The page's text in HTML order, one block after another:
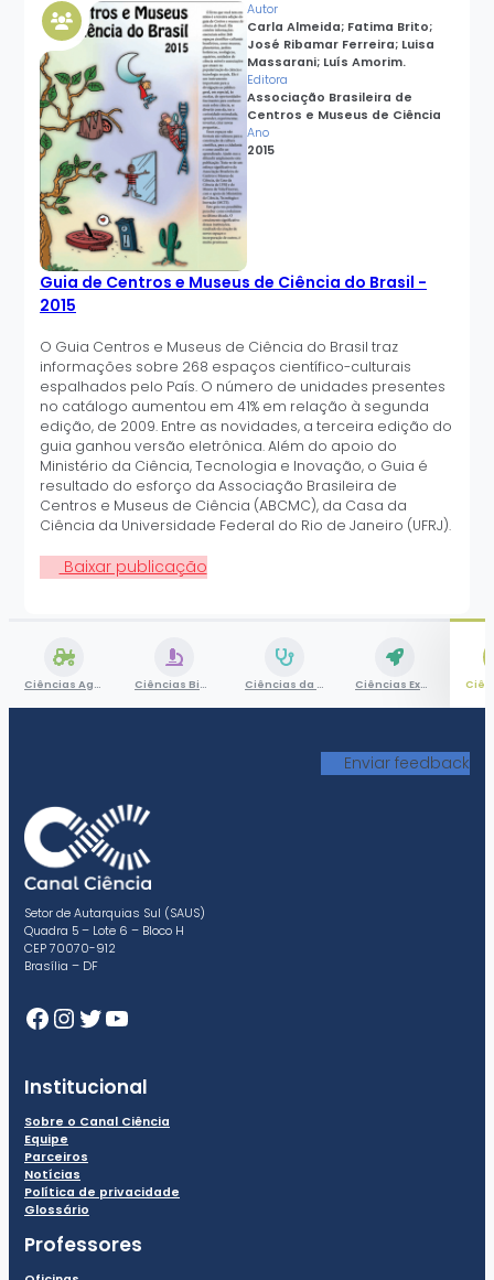
Ciências Agrárias Ciências Biológicas Ciências da Saúde Ciências Exatas e da Terra
Autor
Carla Almeida; Fatima Brito;
José Ribamar Ferreira; Luisa
Massarani; Luís Amorim.
Editora
Associação Brasileira de
Centros e Museus de Ciência
Ano
2015
Guia de Centros e Museus de Ciência do Brasil -
2015
O Guia Centros e Museus de Ciência do Brasil traz
informações sobre 268 espaços científico-culturais
espalhados pelo País. O número de unidades presentes
no catálogo aumentou em 41% em relação à segunda
edição, de 2009. Entre as novidades, a terceira edição do
guia ganhou versão eletrônica. Além do apoio do
Ministério da Ciência, Tecnologia e Inovação, o Guia é
resultado do esforço da Associação Brasileira de
Centros e Museus de Ciência (ABCMC), da Casa da
Ciência da Universidade Federal do Rio de Janeiro (UFRJ).
Baixar publicação
Enviar feedback
Setor de Autarquias Sul (SAUS)
Quadra 5 – Lote 6 – Bloco H
CEP 70070-912
Brasília – DF
Facebook
Instagram
Twitter
Youtube
Institucional
Sobre o Canal Ciência
Equipe
Parceiros
Notícias
Política de privacidade
Glossário
Professores